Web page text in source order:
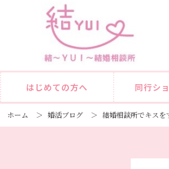
はじめての方へ 同行シ
ホーム ＞ 婚活ブログ ＞ 結婚相談所でキスを